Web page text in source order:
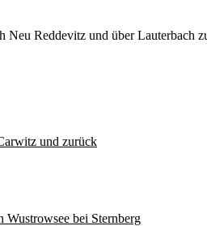
Neu Reddevitz und über Lauterbach
und zurück
Wustrowsee bei Sternberg